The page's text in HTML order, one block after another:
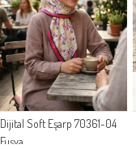
Dijital Soft Eşarp 70361-04
Fuşya